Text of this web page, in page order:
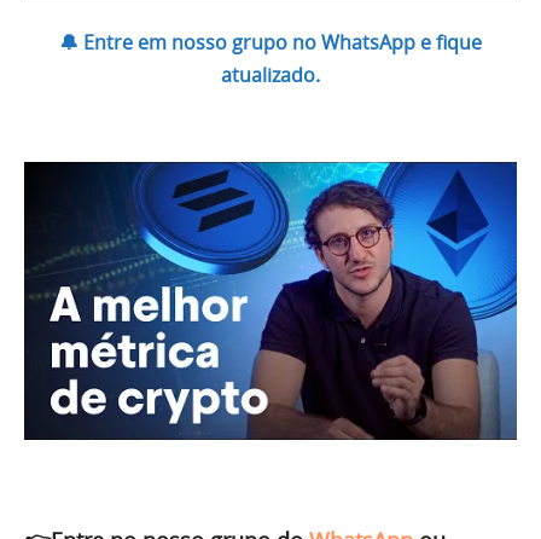
🔔 Entre em nosso grupo no WhatsApp e fique
atualizado.